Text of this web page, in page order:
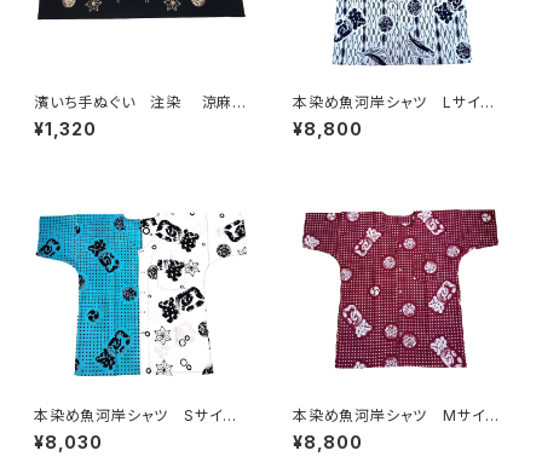
濱いち手ぬぐい 注染 涼麻
柄 黒×オフホワイト 伝統染
色技法 麻模様 特岡 綿10
¥1,320
本染め魚河岸シャツ Lサイ
ズ 認定証付き 木綿晒 立涌
カツヲ×伝統魚河岸柄 白×
津 浜通り 港町 祭り
¥8,800
本染め魚河岸シャツ Sサイ
ズ 認定証付き 木綿晒 伝統
豆絞り柄×涼麻柄 水色×白
¥8,030
本染め魚河岸シャツ Mサイ
ズ 認定証付き 木綿晒 伝統
豆絞り柄 巴紋 えんじ×白
¥8,800